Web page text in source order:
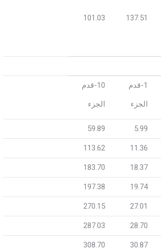
137.51
101.03
1-قدم
الجزء
10-قدم
الجزء
5.99
59.89
11.36
113.62
18.37
183.70
19.74
197.38
27.01
270.15
28.70
287.03
30.87
308.70